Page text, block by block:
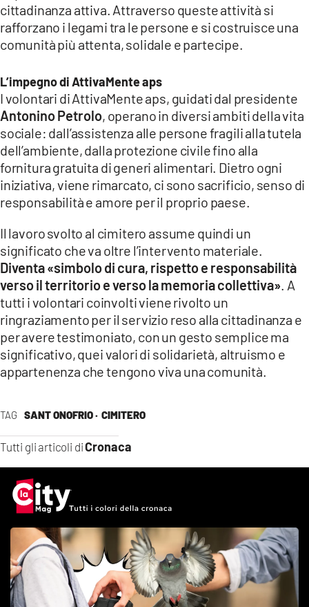
TAG SANT ONOFRIO · CIMITERO
Tutti gli articoli diCronaca
cittadinanza attiva. Attraverso queste attività si
rafforzano i legami tra le persone e si costruisce una
comunità più attenta, solidale e partecipe.
L’impegno di AttivaMente aps
I volontari di AttivaMente aps, guidati dal presidente
Antonino Petrolo, operano in diversi ambiti della vita
sociale: dall’assistenza alle persone fragili alla tutela
dell’ambiente, dalla protezione civile fino alla
fornitura gratuita di generi alimentari. Dietro ogni
iniziativa, viene rimarcato, ci sono sacrificio, senso di
responsabilità e amore per il proprio paese.
Il lavoro svolto al cimitero assume quindi un
significato che va oltre l’intervento materiale.
Diventa «simbolo di cura, rispetto e responsabilità
verso il territorio e verso la memoria collettiva» . A
tutti i volontari coinvolti viene rivolto un
ringraziamento per il servizio reso alla cittadinanza e
per avere testimoniato, con un gesto semplice ma
significativo, quei valori di solidarietà, altruismo e
appartenenza che tengono viva una comunità.